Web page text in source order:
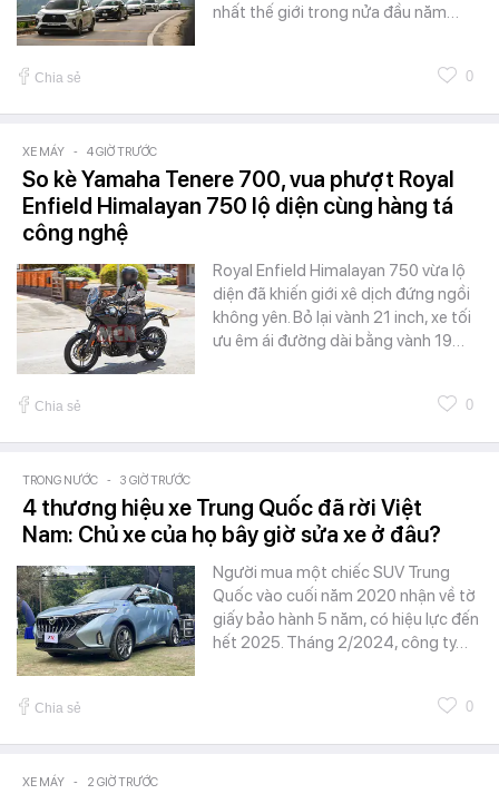
nhất thế giới trong nửa đầu năm…
Chia sẻ 0
XE MÁY - 4 GIỜ TRƯỚC
So kè Yamaha Tenere 700, vua phượt Royal
Enfield Himalayan 750 lộ diện cùng hàng tá
công nghệ
Royal Enfield Himalayan 750 vừa lộ
diện đã khiến giới xê dịch đứng ngồi
không yên. Bỏ lại vành 21 inch, xe tối
ưu êm ái đường dài bằng vành 19…
Chia sẻ 0
TRONG NƯỚC - 3 GIỜ TRƯỚC
4 thương hiệu xe Trung Quốc đã rời Việt
Nam: Chủ xe của họ bây giờ sửa xe ở đâu?
Người mua một chiếc SUV Trung
Quốc vào cuối năm 2020 nhận về tờ
giấy bảo hành 5 năm, có hiệu lực đến
hết 2025. Tháng 2/2024, công ty…
Chia sẻ 0
XE MÁY - 2 GIỜ TRƯỚC